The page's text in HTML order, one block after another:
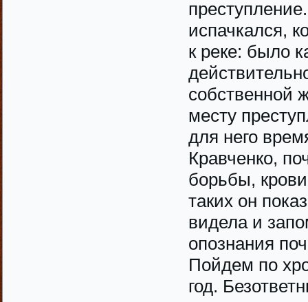
испачкался,
к реке: было
собственной
месту
для него
Кравченко,
борьбы,
таких он
видела и
опознания
Пойдем по
год.